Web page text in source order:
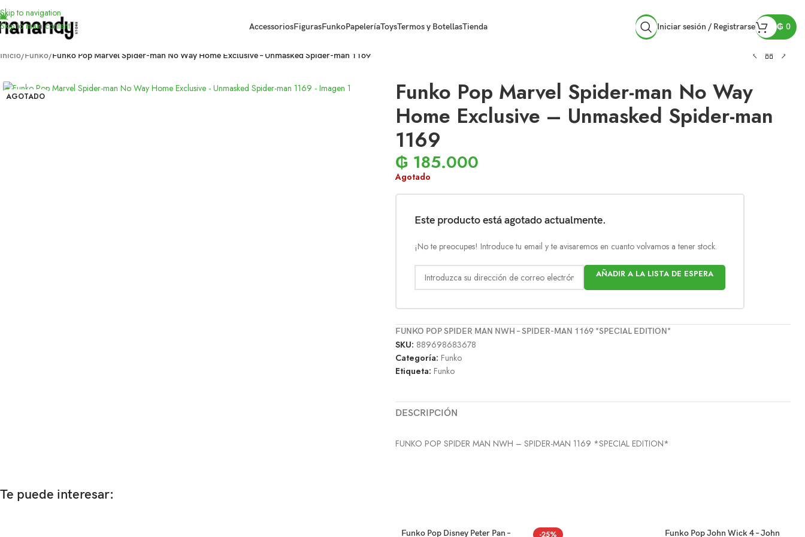
Skip to navigation
Skip to main content
AccessoriosFigurasFunkoPapeleríaToysTermos y BotellasTienda Iniciar sesión / Registrarse ₲ 0
Inicio/Funko/Funko Pop Marvel Spider-man No Way Home Exclusive – Unmasked Spider-man 1169
AGOTADO
Funko Pop Marvel Spider-man No Way
Home Exclusive – Unmasked Spider-man
1169
₲ 185.000
Agotado
Este producto está agotado actualmente.
¡No te preocupes! Introduce tu email y te avisaremos en cuanto volvamos a tener stock.
AÑADIR A LA LISTA DE ESPERA
FUNKO POP SPIDER MAN NWH – SPIDER-MAN 1169 *SPECIAL EDITION*
SKU: 889698683678
Categoría: Funko
Etiqueta: Funko
DESCRIPCIÓN
FUNKO POP SPIDER MAN NWH – SPIDER-MAN 1169 *SPECIAL EDITION*
Te puede interesar:
Funko Pop Disney Peter Pan – -25% Funko Pop John Wick 4 – John